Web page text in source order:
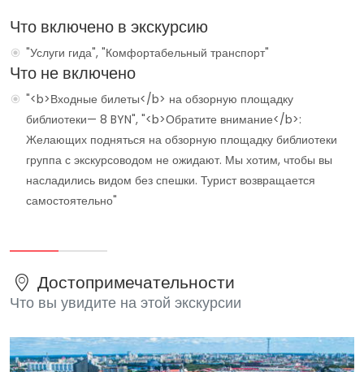
Что включено в экскурсию
"Услуги гида", "Комфортабельный транспорт"
Что не включено
"<b>Входные билеты</b> на обзорную площадку
библиотеки— 8 BYN", "<b>Обратите внимание</b>:
Желающих подняться на обзорную площадку библиотеки
группа с экскурсоводом не ожидают. Мы хотим, чтобы вы
насладились видом без спешки. Турист возвращается
самостоятельно"
Достопримечательности
Что вы увидите на этой экскурсии